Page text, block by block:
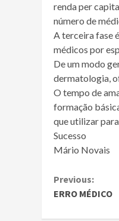
renda per
número de
A terceira fase
médicos por
De um modo
dermatologia,
O tempo de
formação
que utilizar
Sucesso
Mário Novais
Continue
Previous:
ERRO MÉDICO